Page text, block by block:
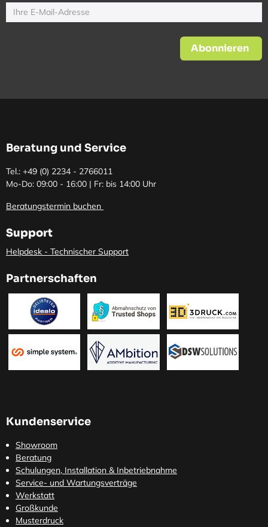
Abonnieren
Beratung und Service
Tel.: +49 (0) 2234 - 2766011
Mo-Do: 09:00 - 16:00 | Fr: bis 14:00 Uhr
Beratungstermin buchen
Support
Helpdesk - Technischer Support
Partnerschaften
Kundenservice
Showroom
Beratung
Schulungen, Installation & Inbetriebnahme
Service- und Wartungsverträge
Werkstatt
Großkunde
Musterdruck